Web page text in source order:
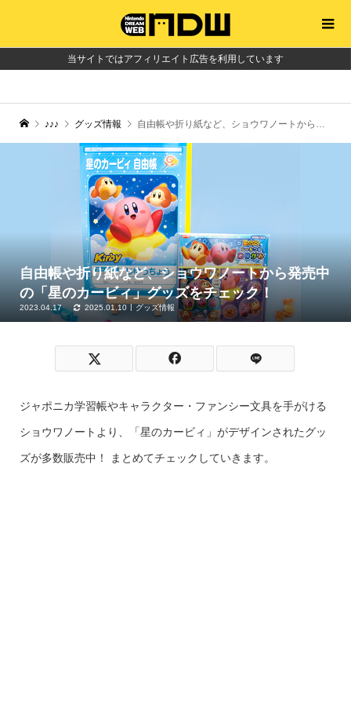
当サイトではアフィリエイト広告を利用しています
♪♪♪ グッズ情報 自由帳や折り紙など、ショウワノートから発売中の「星のカービィ」グッズをチェック！
自由帳や折り紙など、ショウワノートから発売中
の「星のカービィ」グッズをチェック！
2023.04.17 2025.01.10 グッズ情報
ジャポニカ学習帳やキャラクター・ファンシー文具を手がける
ショウワノートより、「星のカービィ」がデザインされたグッ
ズが多数販売中！ まとめてチェックしていきます。